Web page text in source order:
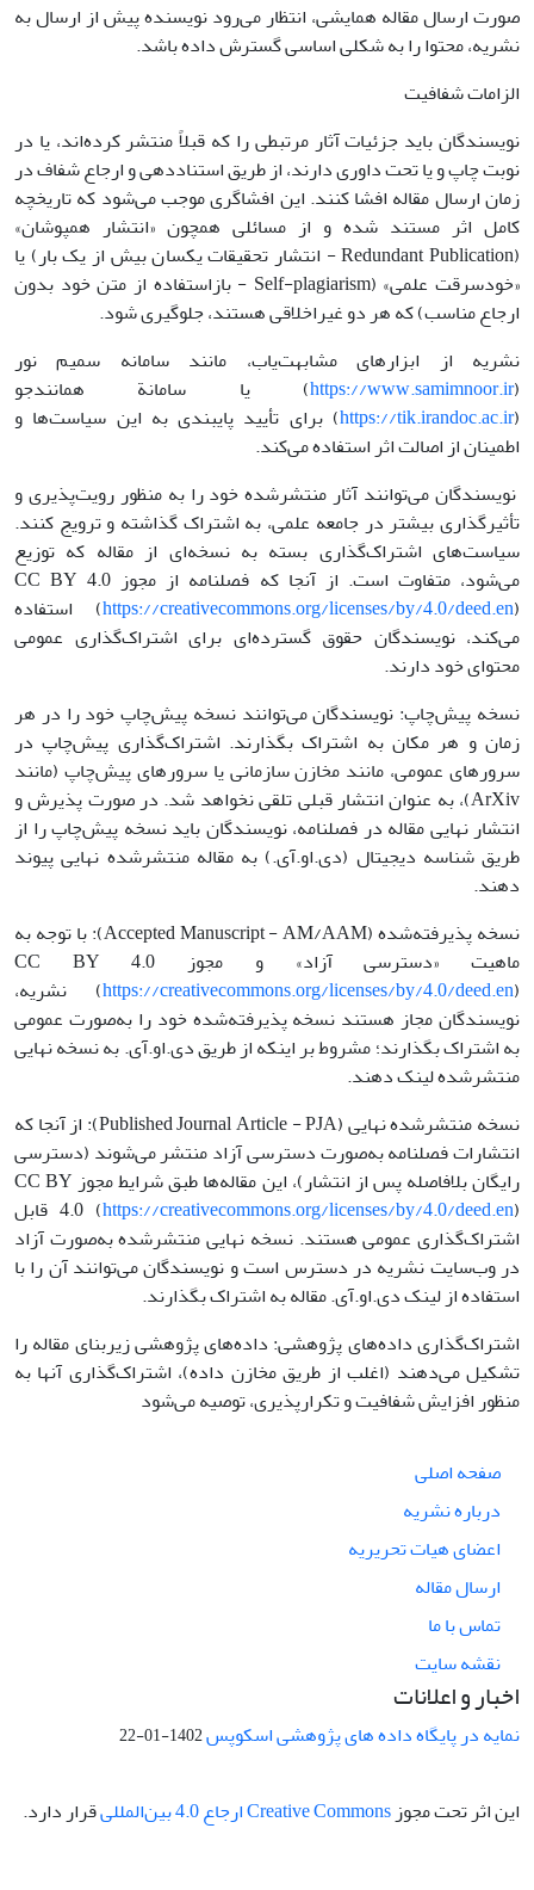
صورت ارسال مقاله همایشی، انتظار می‌رود نویسنده پیش از ارسال به
نشریه، محتوا را به شکلی اساسی گسترش داده باشد.
الزامات شفافیت
نویسندگان باید جزئیات آثار مرتبطی را که قبلاً منتشر کرده‌اند، یا در
نوبت چاپ و یا تحت داوری دارند، از طریق استناددهی و ارجاع شفاف در
زمان ارسال مقاله افشا کنند. این افشاگری موجب می‌شود که تاریخچه
کامل اثر مستند شده و از مسائلی همچون «انتشار همپوشان»
(Redundant Publication - انتشار تحقیقات یکسان بیش از یک بار) یا
«خودسرقت علمی» (Self-plagiarism - بازاستفاده از متن خود بدون
ارجاع مناسب) که هر دو غیراخلاقی هستند، جلوگیری شود.
نشریه از ابزارهای مشابهت‌یاب، مانند سامانه سمیم نور
(
https://www.samimnoor.ir) یا سامانة همانندجو
(
https://tik.irandoc.ac.ir) برای تأیید پایبندی به این سیاست‌ها و
اطمینان از اصالت اثر استفاده می‌کند.
نویسندگان می‌توانند آثار منتشرشده خود را به منظور رویت‌پذیری و
تأثیرگذاری بیشتر در جامعه علمی، به اشتراک گذاشته و ترویج کنند.
سیاست‌های اشتراک‌گذاری بسته به نسخه‌ای از مقاله که توزیع
می‌شود، متفاوت است. از آنجا که فصلنامه از مجوز CC BY 4.0
(https://creativecommons.org/licenses/by/4.0/deed.en
) استفاده
می‌کند، نویسندگان حقوق گسترده‌ای برای اشتراک‌گذاری عمومی
محتوای خود دارند.
نسخه پیش‌چاپ: نویسندگان می‌توانند نسخه پیش‌چاپ خود را در هر
زمان و هر مکان به اشتراک بگذارند. اشتراک‌گذاری پیش‌چاپ در
سرورهای عمومی، مانند مخازن سازمانی یا سرورهای پیش‌چاپ (مانند
ArXiv)، به عنوان انتشار قبلی تلقی نخواهد شد. در صورت پذیرش و
انتشار نهایی مقاله در فصلنامه، نویسندگان باید نسخه پیش‌چاپ را از
طریق شناسه دیجیتال (دی.او.آی.) به مقاله منتشرشده نهایی پیوند
دهند.
نسخه پذیرفته‌شده (Accepted Manuscript - AM/AAM): با توجه به
ماهیت «دسترسی آزاد» و مجوز CC BY 4.0
(https://creativecommons.org/licenses/by/4.0/deed.en
) نشریه،
نویسندگان مجاز هستند نسخه پذیرفته‌شده خود را به‌صورت عمومی
به اشتراک بگذارند؛ مشروط بر اینکه از طریق دی.او.آی. به نسخه نهایی
منتشرشده لینک دهند.
نسخه منتشرشده نهایی (Published Journal Article - PJA): از آنجا که
انتشارات فصلنامه به‌صورت دسترسی آزاد منتشر می‌شوند (دسترسی
رایگان بلافاصله پس از انتشار)، این مقاله‌ها طبق شرایط مجوز CC BY
4.0 (https://creativecommons.org/licenses/by/4.0/deed.en
) قابل
اشتراک‌گذاری عمومی هستند. نسخه نهایی منتشرشده به‌صورت آزاد
در وب‌سایت نشریه در دسترس است و نویسندگان می‌توانند آن را با
استفاده از لینک دی.او.آی. مقاله به اشتراک بگذارند.
اشتراک‌گذاری داده‌های پژوهشی: داده‌های پژوهشی زیربنای مقاله را
تشکیل می‌دهند (اغلب از طریق مخازن داده)، اشتراک‌گذاری آنها به
منظور افزایش شفافیت و تکرارپذیری، توصیه می‌شود
صفحه اصلی
درباره نشریه
اعضای هیات تحریریه
ارسال مقاله
تماس با ما
نقشه سایت
اخبار و اعلانات
نمایه در پایگاه داده های پژوهشی اسکوپس1402-01-22
این اثر تحت مجوزCreative Commons ارجاع 4.0 بین‌المللی قرار دارد.